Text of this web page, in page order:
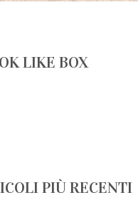
LIKE BOX
PIÙ RECENTI